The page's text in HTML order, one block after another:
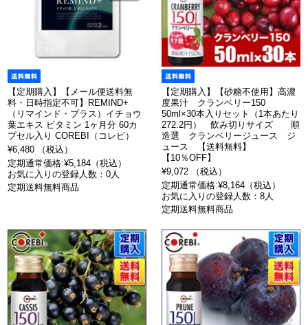
【定期購入】【メール便送料無
料・日時指定不可】REMIND+
（リマインド・プラス）イチョウ
葉エキス ビタミン 1ヶ月分 60カ
プセル入り COREBI（コレビ）
¥6,480 （税込）
定期通常価格:¥5,184（税込）
お気に入りの登録人数：0人
定期送料無料商品
【定期購入】【砂糖不使用】高濃
度果汁 クランベリー150
50ml×30本入りセット（1本あたり
272.2円） 飲み切りサイズ 順
造選 クランベリージュース ジ
ュース 【送料無料】
【10％OFF】
¥9,072 （税込）
定期通常価格:¥8,164（税込）
お気に入りの登録人数：8人
定期送料無料商品